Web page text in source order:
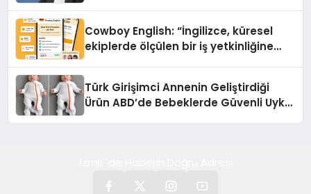
Cowboy English: “İngilizce, küresel
ekiplerde ölçülen bir iş yetkinliğine
Türk Girişimci Annenin Geliştirdiği
Ürün ABD’de Bebeklerde Güvenli Uyku